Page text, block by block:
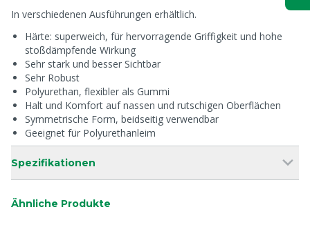
In verschiedenen Ausführungen erhältlich.
Härte: superweich, für hervorragende Griffigkeit und hohe
stoßdämpfende Wirkung
Sehr stark und besser Sichtbar
Sehr Robust
Polyurethan, flexibler als Gummi
Halt und Komfort auf nassen und rutschigen Oberflächen
Symmetrische Form, beidseitig verwendbar
Geeignet für Polyurethanleim
Spezifikationen
Ähnliche Produkte